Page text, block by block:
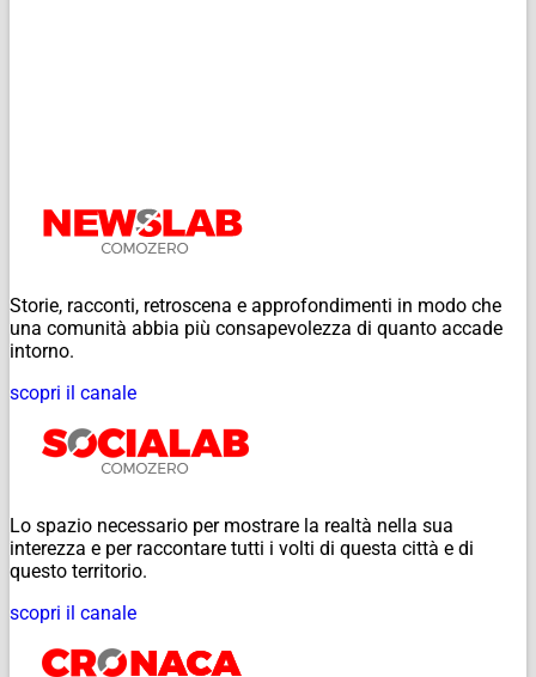
Storie, racconti, retroscena e approfondimenti in modo che
una comunità abbia più consapevolezza di quanto accade
intorno.
scopri il canale
Lo spazio necessario per mostrare la realtà nella sua
interezza e per raccontare tutti i volti di questa città e di
questo territorio.
scopri il canale